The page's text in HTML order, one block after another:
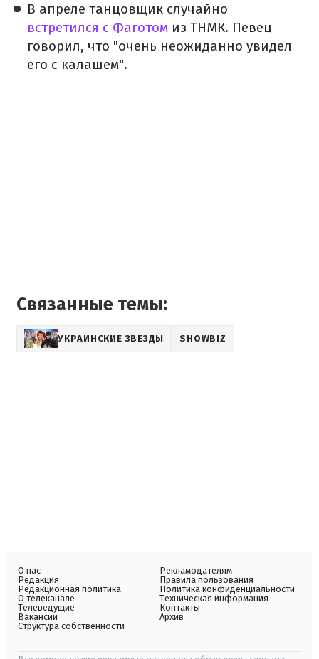
В апреле танцовщик случайно
встретился с Фаготом из ТНМК. Певец
говорил, что "очень неожиданно увидел
его с калашем".
Связанные темы:
УКРАИНСКИЕ ЗВЕЗДЫ SHOWBIZ
О нас
Редакция
Редакционная политика
О телеканале
Телеведущие
Вакансии
Структура собственности
Рекламодателям
Правила пользования
Политика конфиденциальности
Техническая информация
Контакты
Архив